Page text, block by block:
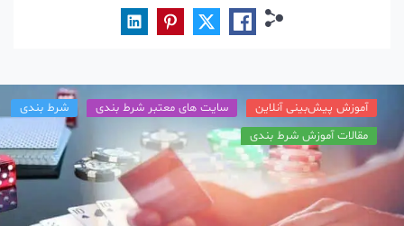
آموزش پیش‌بینی آنلاین سایت های معتبر شرط بندی
شرط بندی
مقالات آموزش شرط بندی